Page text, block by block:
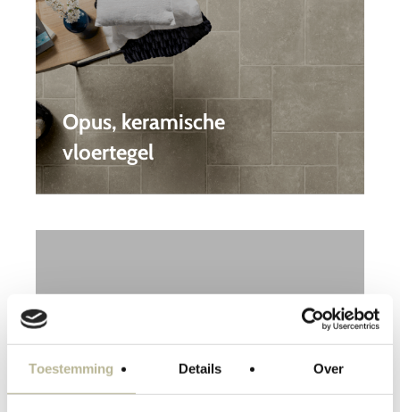
Toestemming Details Over
Opus, keramische
vloertegel